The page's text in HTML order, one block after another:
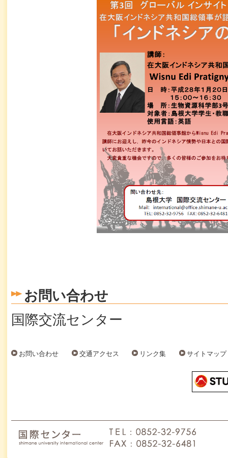
お問い合わせ
国際交流センター
お問い合わせ 交通アクセス リンク集 サイトマップ